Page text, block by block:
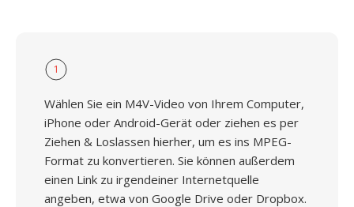
1
Wählen Sie ein M4V-Video von Ihrem Computer,
iPhone oder Android-Gerät oder ziehen es per
Ziehen & Loslassen hierher, um es ins MPEG-
Format zu konvertieren. Sie können außerdem
einen Link zu irgendeiner Internetquelle
angeben, etwa von Google Drive oder Dropbox.